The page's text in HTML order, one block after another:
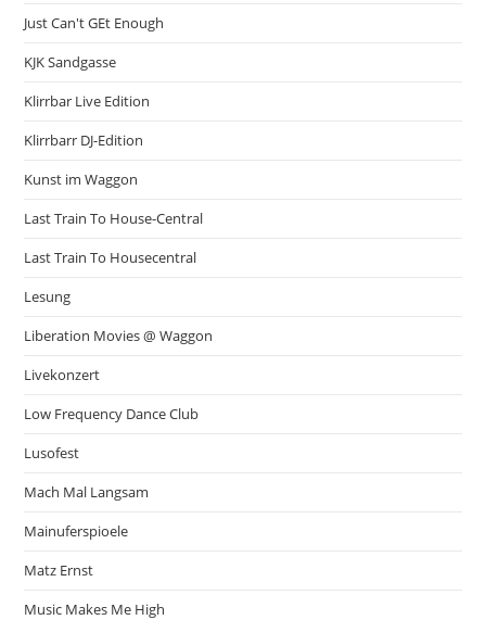
Just Can't GEt Enough
KJK Sandgasse
Klirrbar Live Edition
Klirrbarr DJ-Edition
Kunst im Waggon
Last Train To House-Central
Last Train To Housecentral
Lesung
Liberation Movies @ Waggon
Livekonzert
Low Frequency Dance Club
Lusofest
Mach Mal Langsam
Mainuferspioele
Matz Ernst
Music Makes Me High